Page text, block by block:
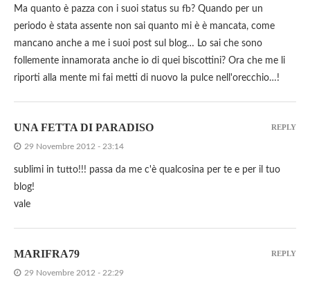
Ma quanto è pazza con i suoi status su fb? Quando per un
periodo è stata assente non sai quanto mi è è mancata, come
mancano anche a me i suoi post sul blog… Lo sai che sono
follemente innamorata anche io di quei biscottini? Ora che me li
riporti alla mente mi fai metti di nuovo la pulce nell'orecchio…!
UNA FETTA DI PARADISO
29 Novembre 2012 - 23:14
sublimi in tutto!!! passa da me c'è qualcosina per te e per il tuo
blog!
vale
REPLY
MARIFRA79
29 Novembre 2012 - 22:29
REPLY